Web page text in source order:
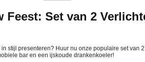
Feest: Set van 2
stijl presenteren? Huur nu onze populaire set van
bar en een ijskoude drankenkoeler!